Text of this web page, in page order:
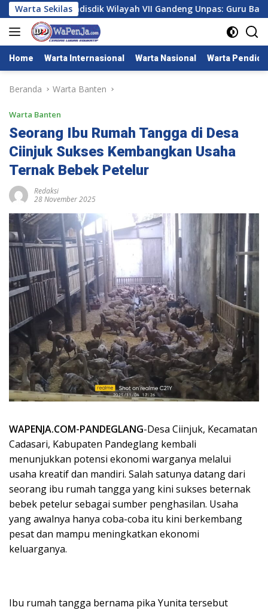
Langsung
ke
konten
Warta Sekilas
Cadisdik Wilayah VII Gandeng Unpas: Guru Bahasa
Home Warta Internasional Warta Nasional Warta
Beranda Warta Banten
Warta Banten
Seorang Ibu Rumah Tangga di Desa
Ciinjuk Sukses Kembangkan Usaha
Ternak Bebek Petelur
Redaksi
28 November 2025
WAPENJA.COM-PANDEGLANG-Desa Ciinjuk, Kecamatan
Cadasari, Kabupaten Pandeglang kembali
menunjukkan potensi ekonomi warganya melalui
usaha kreatif dan mandiri. Salah satunya datang dari
seorang ibu rumah tangga yang kini sukses beternak
bebek petelur sebagai sumber penghasilan. Usaha
yang awalnya hanya coba-coba itu kini berkembang
pesat dan mampu meningkatkan ekonomi
keluarganya.
Ibu rumah tangga bernama pika Yunita tersebut